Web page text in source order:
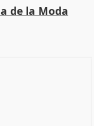
de la Moda